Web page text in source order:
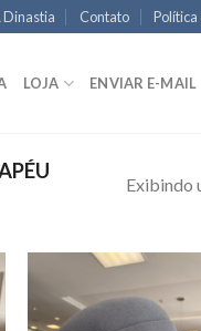
Dinastia Contato
LOJA ENVIAR E-MAIL
Exibindo